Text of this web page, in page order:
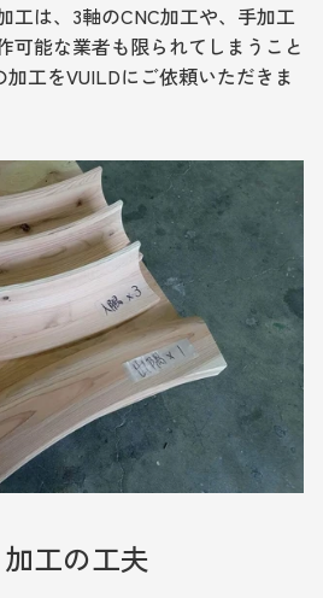
工は、3軸のCNC加工や、手加工
可能な業者も限られてしまうこと
工をVUILDにご依頼いただきま
工の工夫